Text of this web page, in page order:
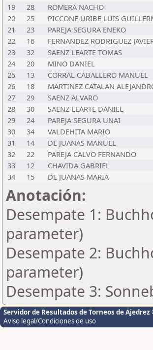
19
28 ROMERA NACHO
20
25 PICCONE URIBE LUIS
21
23 PAREJA SEGURA ENEKO
22
16 FERNANDEZ RODRIGUEZ
23
32 SAENZ LEARTE TOMAS
24
20 MINO DANIEL
25
13 CORRAL CABALLERO MANUEL
26
18 MARTINEZ CATALAN
27
29 SAENZ ALVARO
28
30 SAENZ LEARTE DANIEL
29
24 PAREJA SEGURA UNAI
30
34 VALDEHITA MARIO
31
14 DE JUANAS MANUEL
32
22 PAREJA CALVO FERNANDO
33
12 CHAVIDA GABRIEL
34
15 DE JUANAS MARIA
Anotación:
Desempate 1:
parameter)
Desempate 2:
parameter)
Desempate 3:
Servidor de Resultados de Torneos de Ajedrez
Aviso legal/Condiciones de uso